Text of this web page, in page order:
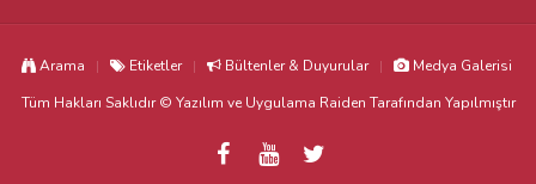
Arama Etiketler Bültenler & Duyurular
Medya Galerisi
Tüm Hakları Saklıdır © Yazılım ve Uygulama Raiden Tarafından Yapılmıştır